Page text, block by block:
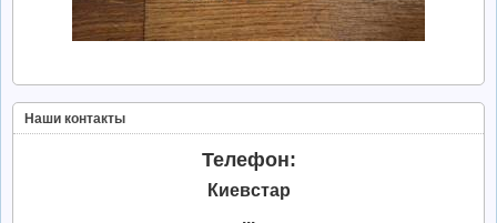
Наши контакты
Телефон:
Киевстар
...